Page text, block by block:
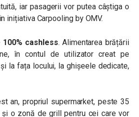
iar pasagerii vor putea câștiga o
inițiativa Carpooling by OMV.
100% cashless. Alimentarea brățării
în contul de utilizator creat pe
la fața locului, la ghișeele dedicate,
an, propriul supermarket, peste 35
și o zonă de grill pentru cei care vor